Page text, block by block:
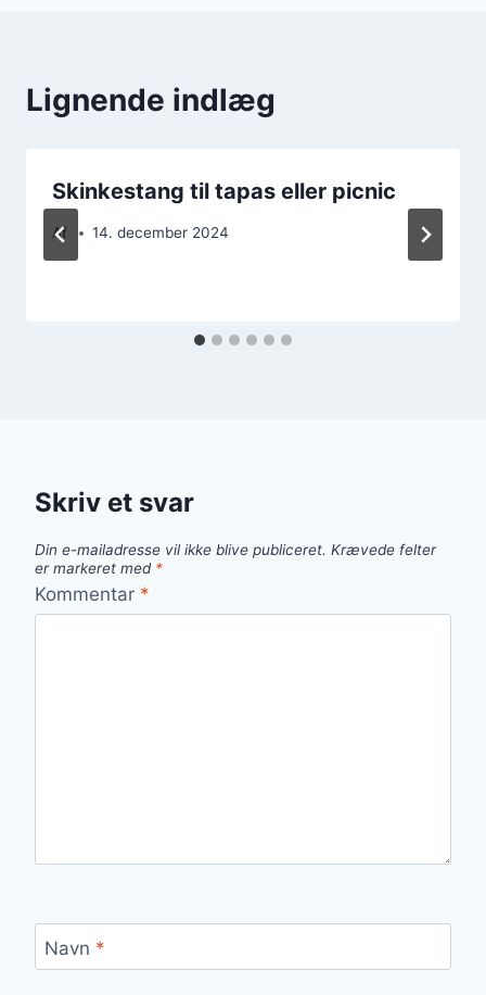
Lignende indlæg
Skinkestang til tapas eller picnic
Af 14. december 2024
Skriv et svar
Din e-mailadresse vil ikke blive publiceret. Krævede felter
er markeret med *
Kommentar *
Navn *